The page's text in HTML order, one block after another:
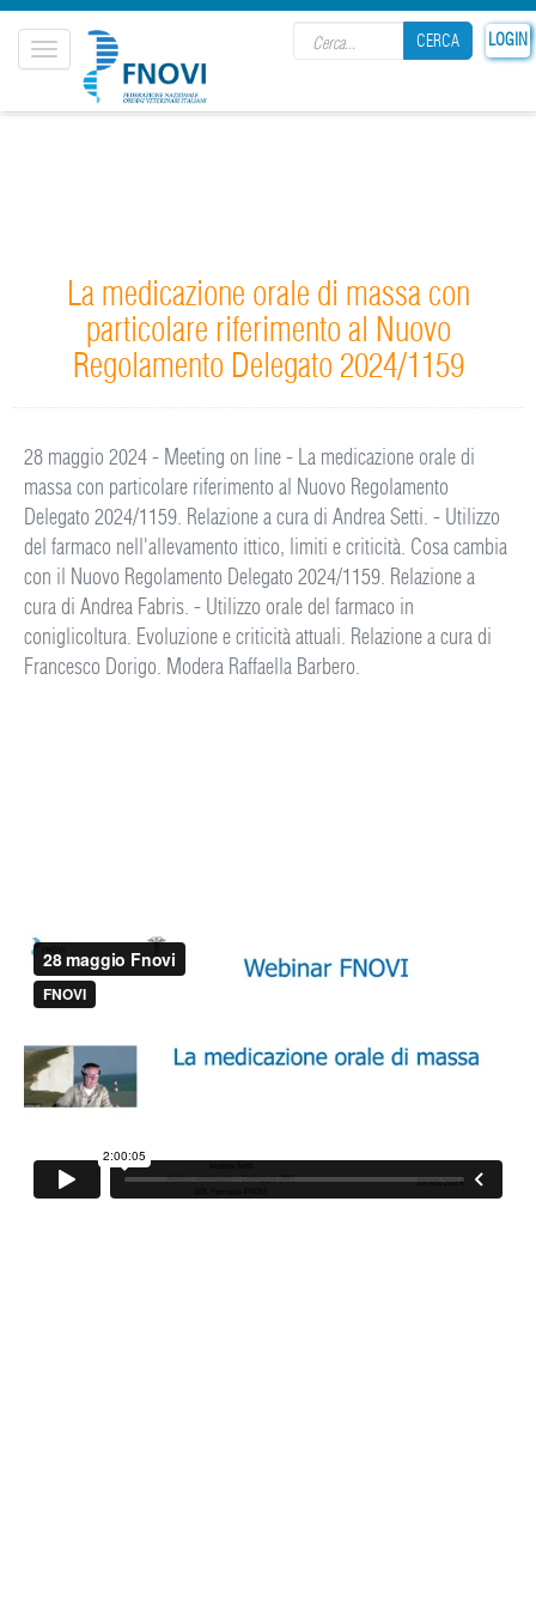
LOGIN
CERCA
Toggle
navigation
La medicazione orale di massa con
particolare riferimento al Nuovo
Regolamento Delegato 2024/1159
28 maggio 2024 - Meeting on line - La medicazione orale di
massa con particolare riferimento al Nuovo Regolamento
Delegato 2024/1159. Relazione a cura di Andrea Setti. - Utilizzo
del farmaco nell'allevamento ittico, limiti e criticità. Cosa cambia
con il Nuovo Regolamento Delegato 2024/1159. Relazione a
cura di Andrea Fabris. - Utilizzo orale del farmaco in
coniglicoltura. Evoluzione e criticità attuali. Relazione a cura di
Francesco Dorigo. Modera Raffaella Barbero.